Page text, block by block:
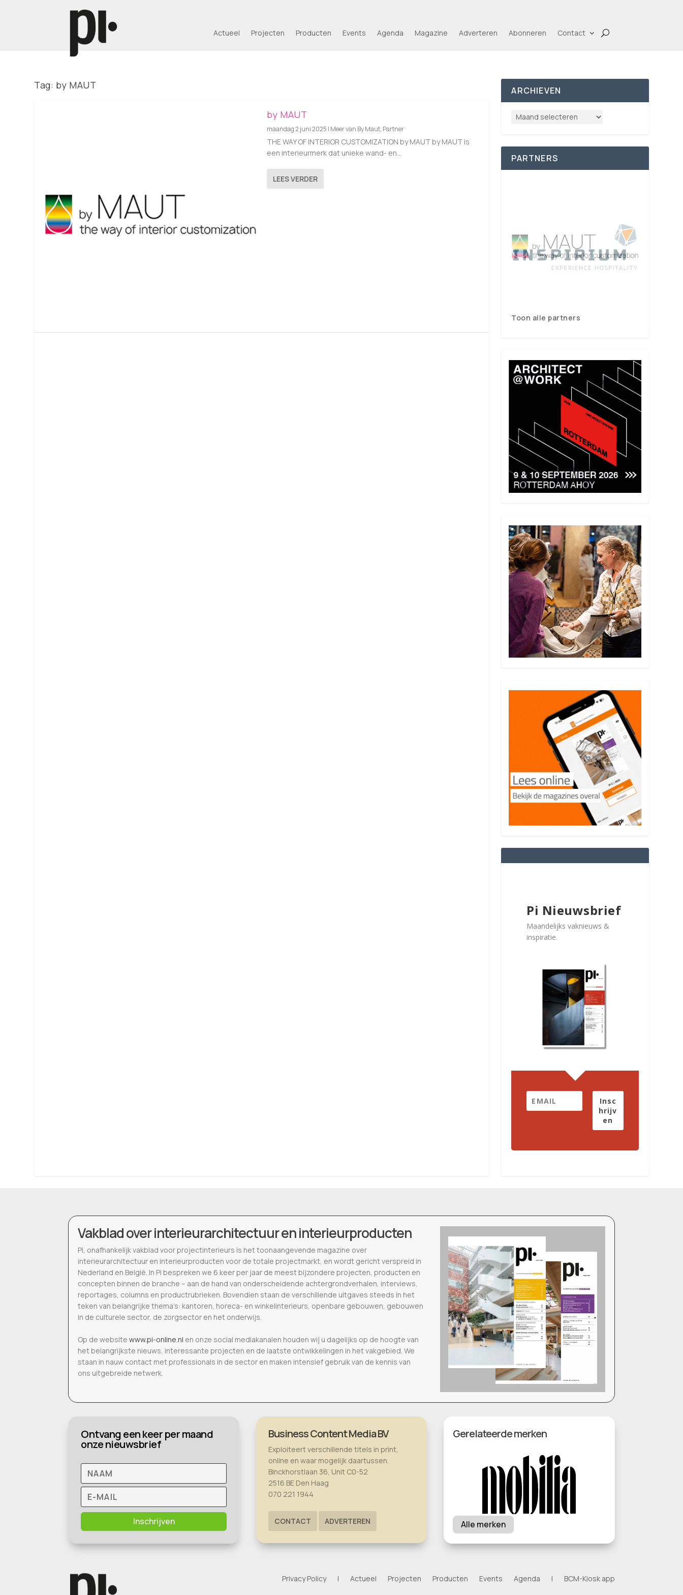
Actueel Projecten Producten Events Agenda Magazine Adverteren Abonneren Contact
Tag: by MAUT
by MAUT
maandag 2 juni 2025 | Meer van By Maut, Partner
THE WAY OF INTERIOR CUSTOMIZATION by MAUT by MAUT is
een interieurmerk dat unieke wand- en...
LEES VERDER
ARCHIEVEN
PARTNERS
Toon alle partners
Pi Nieuwsbrief
Maandelijks vaknieuws &
inspiratie.
Insc
hrijv
en
Vakblad over interieurarchitectuur en interieurproducten
Pi, onafhankelijk vakblad voor projectinterieurs is het toonaangevende magazine over
interieurarchitectuur en interieurproducten voor de totale projectmarkt, en wordt gericht verspreid in
Nederland en België. In Pi bespreken we 6 keer per jaar de meest bijzondere projecten, producten en
concepten binnen de branche – aan de hand van onderscheidende achtergrondverhalen, interviews,
reportages, columns en productrubrieken. Bovendien staan de verschillende uitgaves steeds in het
teken van belangrijke thema’s: kantoren, horeca- en winkelinterieurs, openbare gebouwen, gebouwen
in de culturele sector, de zorgsector en het onderwijs.
Op de websitewww.pi-online.nl en onze social mediakanalen houden wij u dagelijks op de hoogte van
het belangrijkste nieuws, interessante projecten en de laatste ontwikkelingen in het vakgebied. We
staan in nauw contact met professionals in de sector en maken intensief gebruik van de kennis van
ons uitgebreide netwerk.
Ontvang een keer per maand
onze nieuwsbrief
Inschrijven
Business Content Media BV
Exploiteert verschillende titels in print,
online en waar mogelijk daartussen.
Binckhorstlaan 36, Unit C0-52
2516 BE Den Haag
070 221 1944
CONTACT ADVERTEREN
Gerelateerde merken
Alle merken
Privacy Policy | Actueel Projecten Producten Events Agenda | BCM-Kiosk app